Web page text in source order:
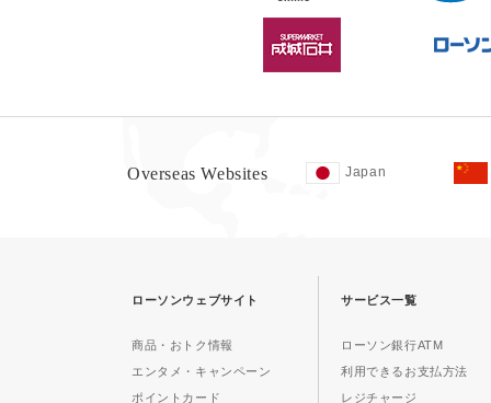
Overseas Websites Japan
ローソンウェブサイト
商品・おトク情報
エンタメ・キャンペーン
ポイントカード
サービス一覧
ローソン銀行ATM
利用できるお支払方法
レジチャージ